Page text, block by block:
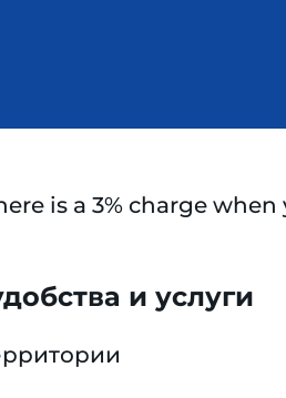
is a 3% charge
и услуги